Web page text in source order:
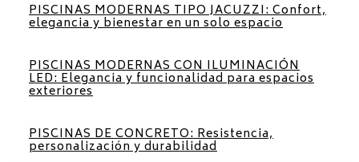
PISCINAS MODERNAS TIPO JACUZZI: Confort,
elegancia y bienestar en un solo espacio
PISCINAS MODERNAS CON ILUMINACIÓN
LED: Elegancia y funcionalidad para espacios
exteriores
PISCINAS DE CONCRETO: Resistencia,
personalización y durabilidad